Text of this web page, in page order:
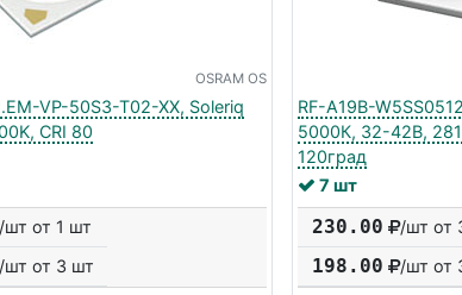
OSRAM OS
VP-50S3-T02-XX, Soleriq
CRI 80
/шт от 1 шт
/шт от 3 шт
RF-A19B-
5000К, 32-42В,
120град
7 шт
230.00 /шт от
198.00 /шт от